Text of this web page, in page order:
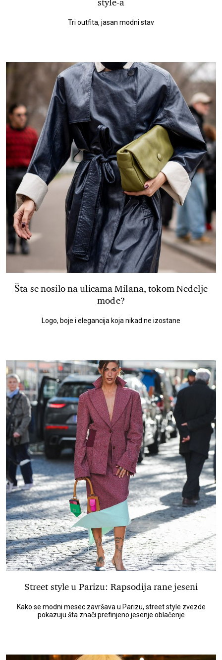
style-a
Tri outfita, jasan modni stav
Šta se nosilo na ulicama Milana, tokom Nedelje
mode?
Logo, boje i elegancija koja nikad ne izostane
Street style u Parizu: Rapsodija rane jeseni
Kako se modni mesec završava u Parizu, street style zvezde
pokazuju šta znači prefinjeno jesenje oblačenje